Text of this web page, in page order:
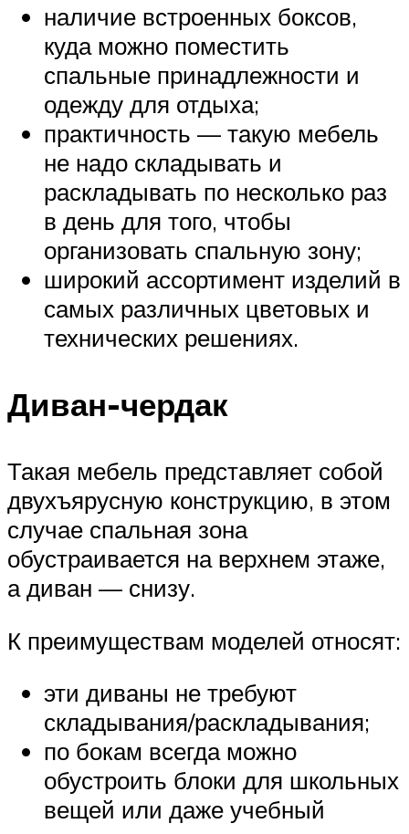
наличие встроенных боксов,
куда можно поместить
спальные принадлежности и
одежду для отдыха;
практичность — такую мебель
не надо складывать и
раскладывать по несколько раз
в день для того, чтобы
организовать спальную зону;
широкий ассортимент изделий в
самых различных цветовых и
технических решениях.
Диван-чердак
Такая мебель представляет собой
двухъярусную конструкцию, в этом
случае спальная зона
обустраивается на верхнем этаже,
а диван — снизу.
К преимуществам моделей относят:
эти диваны не требуют
складывания/раскладывания;
по бокам всегда можно
обустроить блоки для школьных
вещей или даже учебный